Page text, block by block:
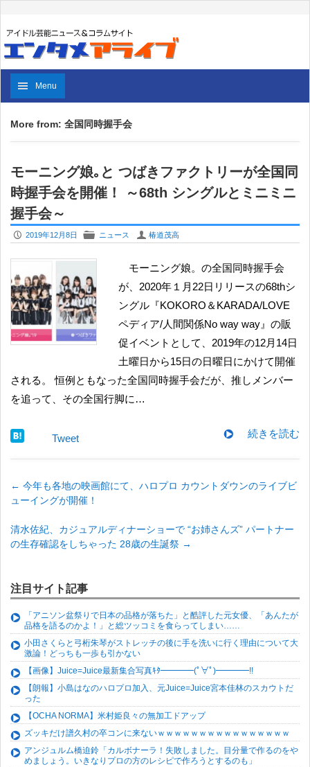
Menu
More from: 全国同時握手会
モーニング娘｡と つばきファクトリーが全国同
時握手会を開催！ ～68th シングルとミニミニ
握手会～
P 2019年12月8日 F ニュース U 椿道茂高
モーニング娘。の全国同時握手会
が、2020年１月22日リリースの68thシ
ングル『KOKORO＆KARADA/LOVE
ペディア/人間関係No way way』の販
促イベントとして、2019年の12月14日
土曜日から15日の日曜日にかけて開催
される。 恒例ともなった全国同時握手会だが、推しメンバー
を追って、その全国行脚に…
続きを読む
Tweet
← 今年も各地の映画館にて、ハロプロ カウントダウンのライブビ
ューイングが開催！
清水佐紀、カジュアルディナーショーで “お姉さんズ” パートナー
の生存確認をしちゃった 28歳の生誕祭 →
注目サイト記事
「アニソン盆祭りで日本の品格が落ちた」と酷評した元女優、「あんたが
品格を語るのかよ！」と総ツッコミを食らってしまい……
小田さくらと弓桁朱琴がストレッチの後に手を洗いに行く理由について大
激論！どっちも一歩も引かない
【画像】Juice=Juice最新集合写真ｷﾀ━━━━(ﾟ∀ﾟ)━━━━!!
【朗報】小島はなのハロプロ加入、元Juice=Juice宮本佳林のスカウトだ
った
【OCHA NORMA】米村姫良々の無加工ドアップ
ズッキだけ譜久村の卒コンに来ないｗｗｗｗｗｗｗｗｗｗｗｗｗｗｗｗ
アンジュルム橋迫鈴「カルボナーラ！失敗しました。目分量で作るのをや
めましょう。いきなりプロの方のレシピで作ろうとするのも」